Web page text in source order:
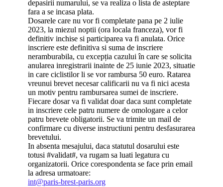
depasirii numarului, se va realiza o lista de asteptare
fara a se incasa plata.
Dosarele care nu vor fi completate pana pe 2 iulie
2023, la miezul noptii (ora locala franceza), vor fi
definitiv inchise si participarea va fi anulata. Orice
inscriere este definitiva si suma de inscriere
neramburabila, cu excepția cazului în care se solicita
anularea inregistrarii inainte de 25 iunie 2023, situatie
in care ciclistilor li se vor rambursa 50 euro. Ratarea
vreunui brevet necesar calificarii nu va fi nici acesta
un motiv pentru rambursarea sumei de inscriere.
Fiecare dosar va fi validat doar daca sunt completate
in inscriere cele patru numere de omologare a celor
patru brevete obligatorii. Se va trimite un mail de
confirmare cu diverse instructiuni pentru desfasurarea
brevetului.
In absenta mesajului, daca statutul dosarului este
totusi #validat#, va rugam sa luati legatura cu
organizatorii. Orice corespondenta se face prin email
la adresa urmatoare:
int@paris-brest-paris.org